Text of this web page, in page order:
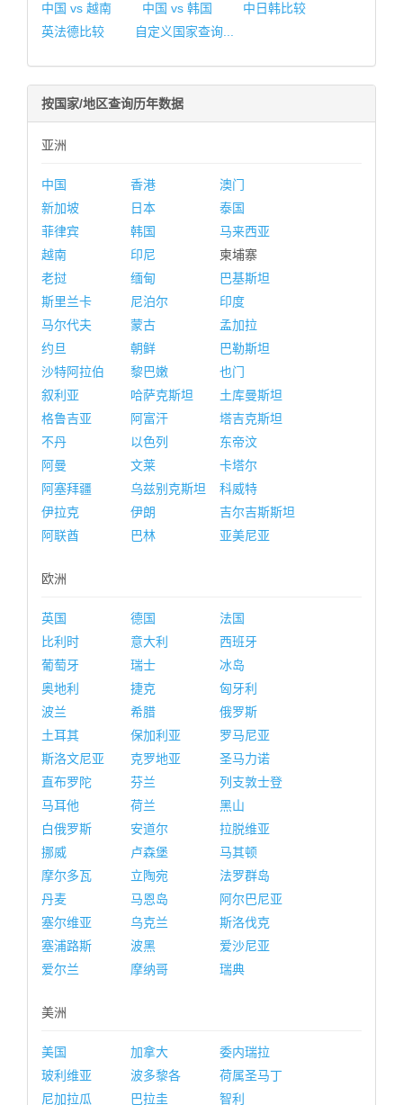
中国 vs 越南
中国 vs 韩国
中日韩比较
英法德比较
自定义国家查询...
按国家/地区查询历年数据
亚洲
中国 香港
澳门
新加坡
日本
泰国
菲律宾
韩国
马来西亚
越南
印尼
柬埔寨
老挝
缅甸
巴基斯坦
斯里兰卡
尼泊尔
印度
马尔代夫
蒙古
孟加拉
约旦
朝鲜
巴勒斯坦
沙特阿拉伯
黎巴嫩
也门
叙利亚
哈萨克斯坦
土库曼斯坦
格鲁吉亚
阿富汗
塔吉克斯坦
不丹
以色列
东帝汶
阿曼
文莱
卡塔尔
阿塞拜疆
乌兹别克斯坦
科威特
伊拉克
伊朗
吉尔吉斯斯坦
阿联酋
巴林 亚美尼亚
欧洲
英国 德国
法国
比利时
意大利
西班牙
葡萄牙
瑞士
冰岛
奥地利
捷克
匈牙利
波兰
希腊
俄罗斯
土耳其
保加利亚
罗马尼亚
斯洛文尼亚
克罗地亚
圣马力诺
直布罗陀
芬兰
列支敦士登
马耳他
荷兰
黑山
白俄罗斯
安道尔
拉脱维亚
挪威
卢森堡
马其顿
摩尔多瓦
立陶宛
法罗群岛
丹麦
马恩岛
阿尔巴尼亚
塞尔维亚
乌克兰
斯洛伐克
塞浦路斯
波黑
爱沙尼亚
爱尔兰
摩纳哥 瑞典
美洲
美国 加拿大
委内瑞拉
玻利维亚
波多黎各
荷属圣马丁
尼加拉瓜
巴拉圭
智利